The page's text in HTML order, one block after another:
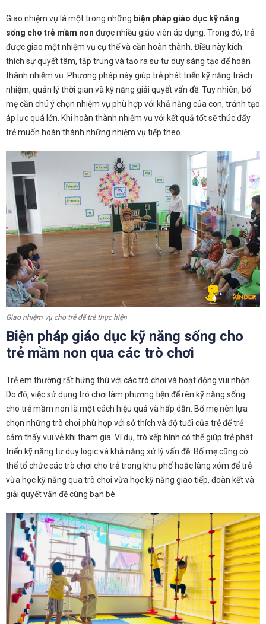
Giao nhiệm vụ là một trong những biện pháp giáo dục kỹ năng
sống cho trẻ mầm non được nhiều giáo viên áp dụng. Trong đó, trẻ
được giao một nhiệm vụ cụ thể và cần hoàn thành. Điều này kích
thích sự quyết tâm, tập trung và tạo ra sự tư duy sáng tạo để hoàn
thành nhiệm vụ. Phương pháp này giúp trẻ phát triển kỹ năng trách
nhiệm, quản lý thời gian và kỹ năng giải quyết vấn đề. Tuy nhiên, bố
mẹ cần chú ý chọn nhiệm vụ phù hợp với khả năng của con, tránh tạo
áp lực quá lớn. Khi hoàn thành nhiệm vụ với kết quả tốt sẽ thúc đẩy
trẻ muốn hoàn thành những nhiệm vụ tiếp theo.
Giao nhiệm vụ cho trẻ để trẻ thực hiện
Biện pháp giáo dục kỹ năng sống cho
trẻ mầm non qua các trò chơi
Trẻ em thường rất hứng thú với các trò chơi và hoạt động vui nhộn.
Do đó, việc sử dụng trò chơi làm phương tiện để rèn kỹ năng sống
cho trẻ mầm non là một cách hiệu quả và hấp dẫn. Bố mẹ nên lựa
chọn những trò chơi phù hợp với sở thích và độ tuổi của trẻ để trẻ
cảm thấy vui vẻ khi tham gia. Ví dụ, trò xếp hình có thể giúp trẻ phát
triển kỹ năng tư duy logic và khả năng xử lý vấn đề. Bố mẹ cũng có
thể tổ chức các trò chơi cho trẻ trong khu phố hoặc làng xóm để trẻ
vừa học kỹ năng qua trò chơi vừa học kỹ năng giao tiếp, đoàn kết và
giải quyết vấn đề cùng bạn bè.